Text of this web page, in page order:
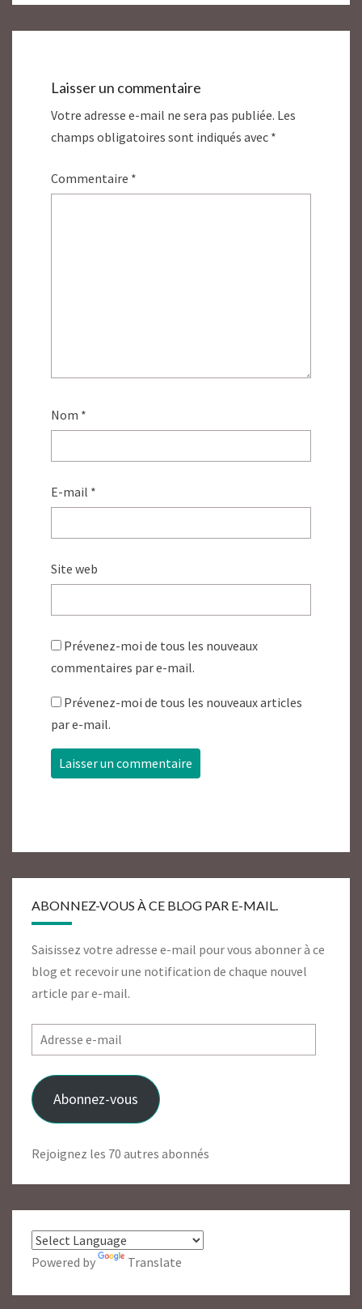
Laisser un commentaire
Votre adresse e-mail ne sera pas publiée. Les
champs obligatoires sont indiqués avec *
Commentaire *
Nom *
E-mail *
Site web
Prévenez-moi de tous les nouveaux
commentaires par e-mail.
Prévenez-moi de tous les nouveaux articles
par e-mail.
ABONNEZ-VOUS À CE BLOG PAR E-MAIL.
Saisissez votre adresse e-mail pour vous abonner à ce
blog et recevoir une notification de chaque nouvel
article par e-mail.
Adresse
e-
mail
Abonnez-vous
Rejoignez les 70 autres abonnés
Powered by Translate